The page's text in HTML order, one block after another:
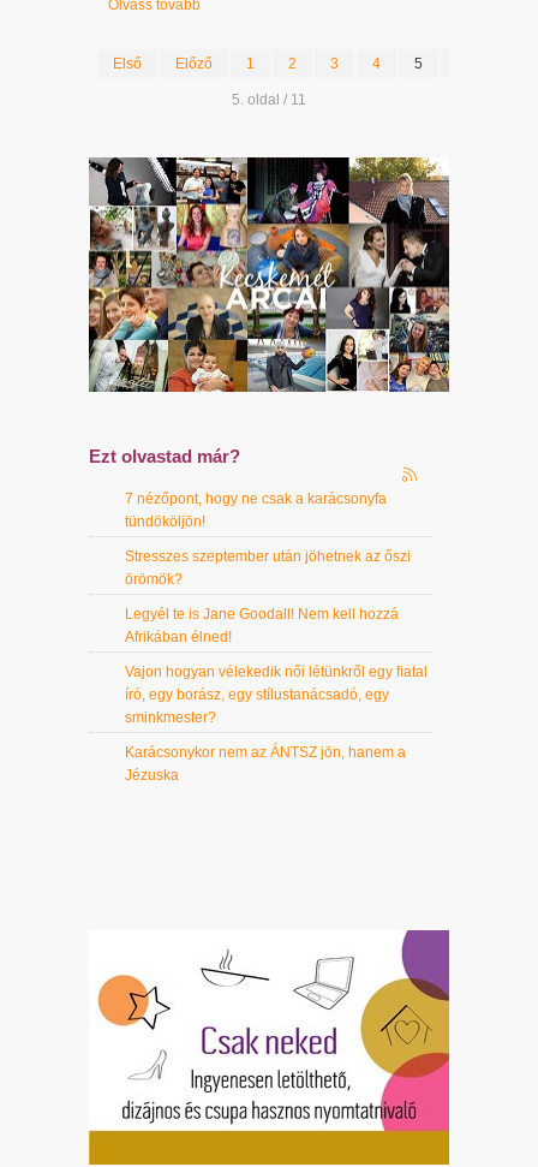
Olvass tovább
Első Előző 1 2 3 4 5
5. oldal / 11
Ezt olvastad már?
7 nézőpont, hogy ne csak a karácsonyfa
tündököljön!
Stresszes szeptember után jöhetnek az őszi
örömök?
Legyél te is Jane Goodall! Nem kell hozzá
Afrikában élned!
Vajon hogyan vélekedik női létünkről egy fiatal
író, egy borász, egy stílustanácsadó, egy
sminkmester?
Karácsonykor nem az ÁNTSZ jön, hanem a
Jézuska